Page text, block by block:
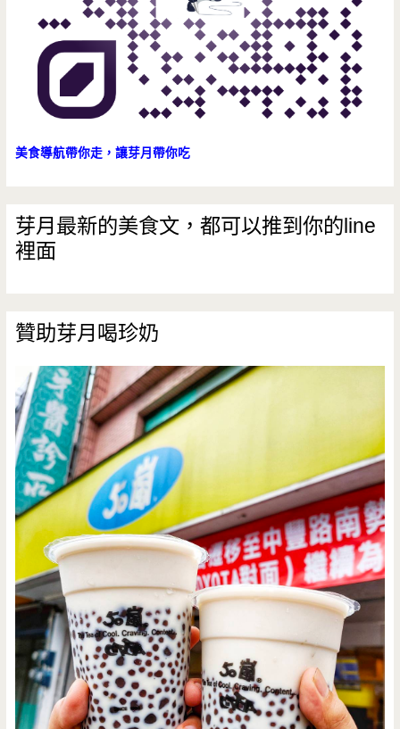
美食導航帶你走，讓芽月帶你吃
芽月最新的美食文，都可以推到你的line
裡面
贊助芽月喝珍奶